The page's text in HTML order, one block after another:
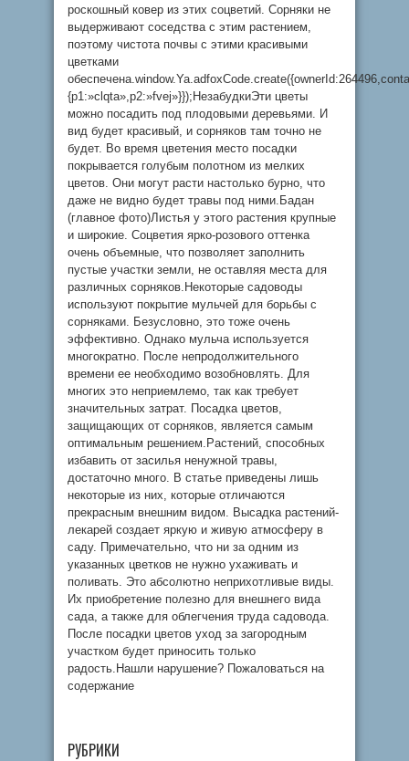
роскошный ковер из этих соцветий. Сорняки не
выдерживают соседства с этим растением,
поэтому чистота почвы с этими красивыми
цветками
{p1:»clqta»,p2:»fvej»}});НезабудкиЭти цветы
можно посадить под плодовыми деревьями. И
вид будет красивый, и сорняков там точно не
будет. Во время цветения место посадки
покрывается голубым полотном из мелких
цветов. Они могут расти настолько бурно, что
даже не видно будет травы под ними.Бадан
(главное фото)Листья у этого растения крупные
и широкие. Соцветия ярко-розового оттенка
очень объемные, что позволяет заполнить
пустые участки земли, не оставляя места для
различных сорняков.Некоторые садоводы
используют покрытие мульчей для борьбы с
сорняками. Безусловно, это тоже очень
эффективно. Однако мульча используется
многократно. После непродолжительного
времени ее необходимо возобновлять. Для
многих это неприемлемо, так как требует
значительных затрат. Посадка цветов,
защищающих от сорняков, является самым
оптимальным решением.Растений, способных
избавить от засилья ненужной травы,
достаточно много. В статье приведены лишь
некоторые из них, которые отличаются
прекрасным внешним видом. Высадка растений-
лекарей создает яркую и живую атмосферу в
саду. Примечательно, что ни за одним из
указанных цветков не нужно ухаживать и
поливать. Это абсолютно неприхотливые виды.
Их приобретение полезно для внешнего вида
сада, а также для облегчения труда садовода.
После посадки цветов уход за загородным
участком будет приносить только
радость.Нашли нарушение? Пожаловаться на
содержание
РУБРИКИ